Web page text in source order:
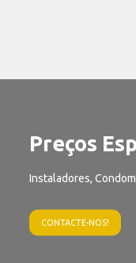
Preços
Instaladores,
CONTACTE-NOS!